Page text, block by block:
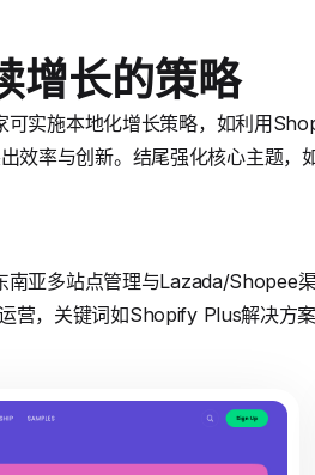
增长的策略
实施本地化增长策略，如利用
效率与创新。结尾强化核心主题
亚多站点管理与Lazada/Shopee
营，关键词如Shopify Plus解决方